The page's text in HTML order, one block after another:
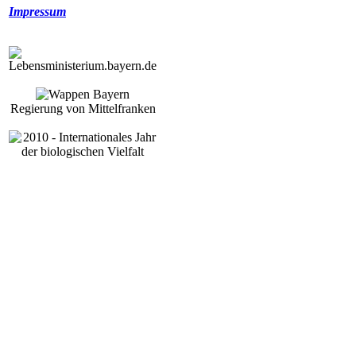
Impressum
Regierung von Mittelfranken